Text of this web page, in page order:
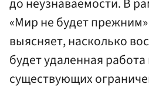
до неузнаваемости. В
«Мир не будет прежним»
выясняет, насколько
будет удаленная
существующих